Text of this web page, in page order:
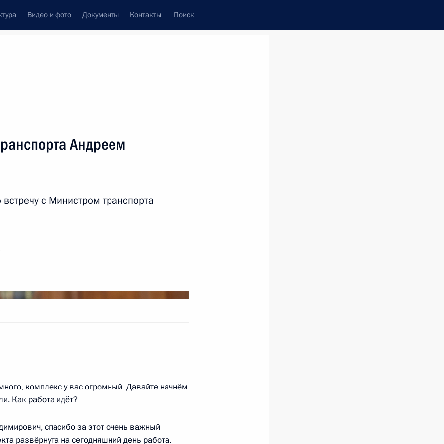
Видео и фото Документы Контакты Поиск
Андреем
с Министром транспорта
комплекс у вас огромный. Давайте начнём
Как работа идёт?
спасибо за этот очень важный
развёрнута на сегодняшний день работа.